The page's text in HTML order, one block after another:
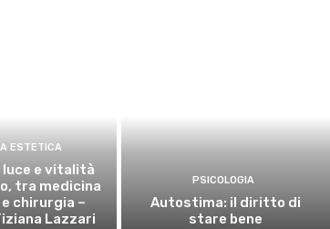
ESTETICA
e vitalità
tra medicina
chirurgia –
Lazzari
PSICOLOGIA
Autostima: il diritto di
stare bene